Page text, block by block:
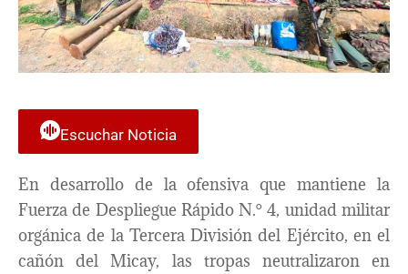
Escuchar Noticia
En desarrollo de la ofensiva que mantiene la
Fuerza de Despliegue Rápido N.° 4, unidad militar
orgánica de la Tercera División del Ejército, en el
cañón del Micay, las tropas neutralizaron en